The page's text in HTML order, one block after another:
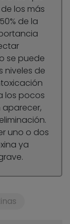
los más
de la
se puede
niveles de
los pocos
uno o dos
ya